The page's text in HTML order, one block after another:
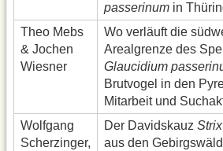
passerinum in
Theo Mebs
& Jochen
Wiesner
Wo verläuft die
Arealgrenze des
Glaucidium
Brutvogel in den
Mitarbeit und
Wolfgang
Scherzinger,
Der Davidskauz
aus den